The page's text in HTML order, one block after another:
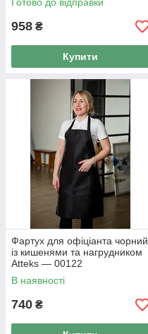
958 ₴
Купити
Фартух для офіціанта чорний
із кишенями та нагрудником
Atteks — 00122
В наявності
740 ₴